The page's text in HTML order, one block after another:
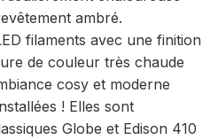
ambré.
filaments avec une finition
de couleur très chaude
cosy et moderne
! Elles sont
Globe et Edison 410